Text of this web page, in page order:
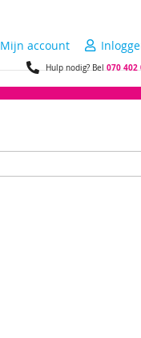
Mijn account
Hulp nodig? Bel070 402